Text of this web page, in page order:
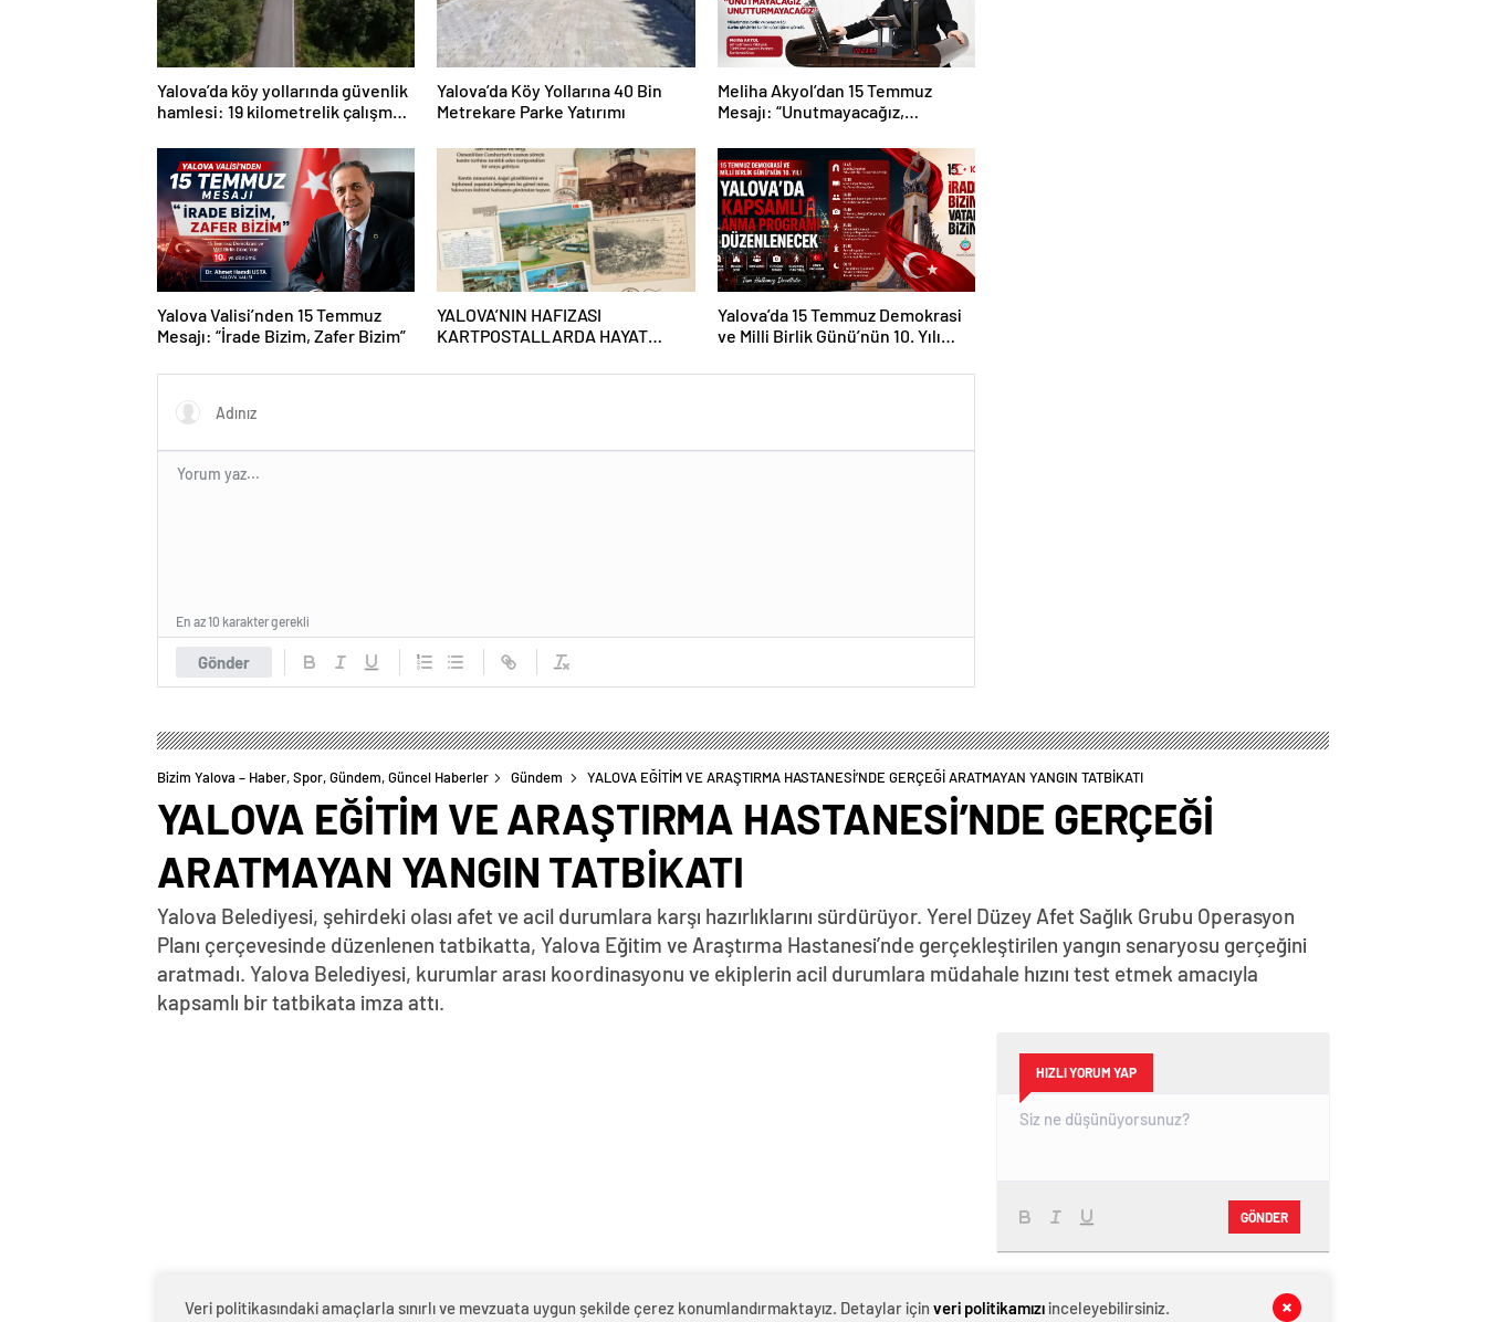
Yalova’da köy yollarında güvenlik
hamlesi: 19 kilometrelik çalışma
Yalova’da Köy Yollarına 40 Bin
Metrekare Parke Yatırımı
Meliha Akyol’dan 15 Temmuz
Mesajı: “Unutmayacağız,
Yalova Valisi’nden 15 Temmuz
Mesajı: “İrade Bizim, Zafer Bizim”
YALOVA’NIN HAFIZASI
KARTPOSTALLARDA HAYAT
Yalova’da 15 Temmuz Demokrasi
ve Milli Birlik Günü’nün 10. Yılı
Programı Düzenlenecek
Gönder
En az 10 karakter gerekli
Bizim Yalova – Haber, Spor, Gündem, Güncel Haberler Gündem YALOVA EĞİTİM VE ARAŞTIRMA HASTANESİ’NDE GERÇEĞİ ARATMAYAN YANGIN TATBİKATI
YALOVA EĞİTİM VE ARAŞTIRMA HASTANESİ’NDE GERÇEĞİ
ARATMAYAN YANGIN TATBİKATI
Yalova Belediyesi, şehirdeki olası afet ve acil durumlara karşı hazırlıklarını sürdürüyor. Yerel Düzey Afet Sağlık Grubu Operasyon
Planı çerçevesinde düzenlenen tatbikatta, Yalova Eğitim ve Araştırma Hastanesi’nde gerçekleştirilen yangın senaryosu gerçeğini
aratmadı. Yalova Belediyesi, kurumlar arası koordinasyonu ve ekiplerin acil durumlara müdahale hızını test etmek amacıyla
kapsamlı bir tatbikata imza attı.
HIZLI YORUM YAP
GÖNDER
Veri politikasındaki amaçlarla sınırlı ve mevzuata uygun şekilde çerez konumlandırmaktayız. Detaylar için veri politikamızıinceleyebilirsiniz.